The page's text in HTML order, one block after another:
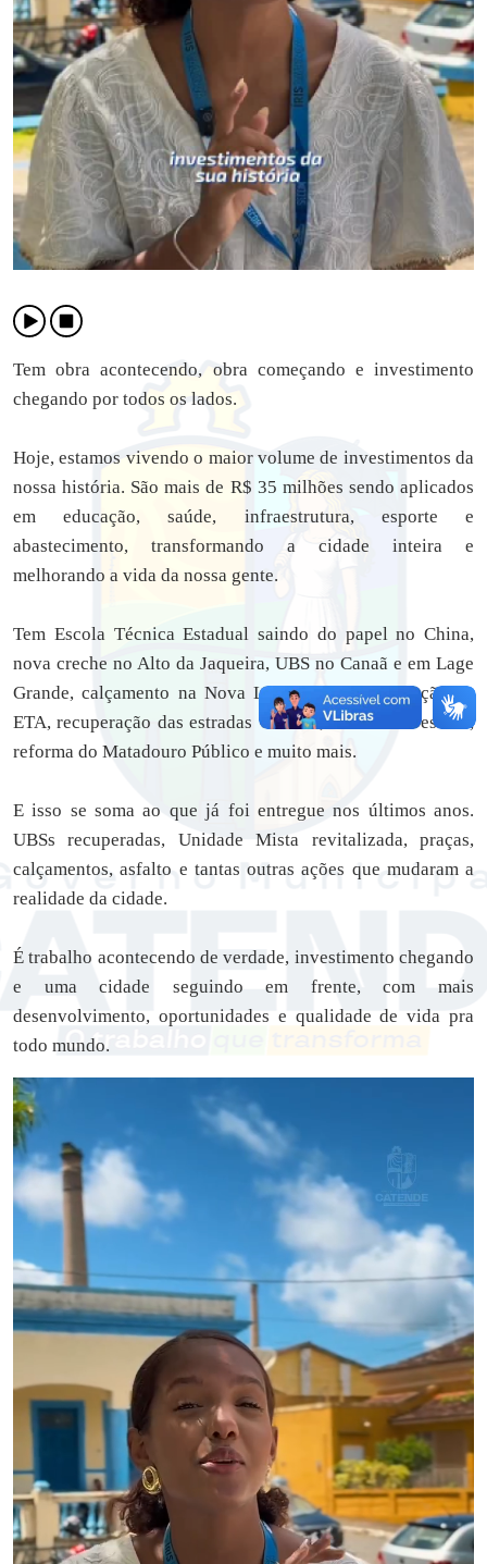
Tem obra acontecendo, obra começando e investimento
chegando por todos os lados.
Hoje, estamos vivendo o maior volume de investimentos da
nossa história. São mais de R$ 35 milhões sendo aplicados
em educação, saúde, infraestrutura, esporte e
abastecimento, transformando a cidade inteira e
melhorando a vida da nossa gente.
Tem Escola Técnica Estadual saindo do papel no China,
nova creche no Alto da Jaqueira, UBS no Canaã e em Lage
Grande, calçamento na Nova Lage Grande, ampliação da
ETA, recuperação das estradas vicinais, reforma de escola,
reforma do Matadouro Público e muito mais.
E isso se soma ao que já foi entregue nos últimos anos.
UBSs recuperadas, Unidade Mista revitalizada, praças,
calçamentos, asfalto e tantas outras ações que mudaram a
realidade da cidade.
É trabalho acontecendo de verdade, investimento chegando
e uma cidade seguindo em frente, com mais
desenvolvimento, oportunidades e qualidade de vida pra
todo mundo.